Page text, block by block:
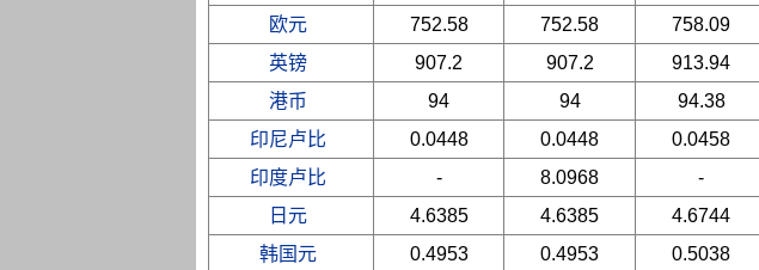
欧元
752.58 752.58 758.09
英镑
907.2 907.2 913.94
港币
94 94 94.38
印尼卢比
0.0448 0.0448 0.0458
印度卢比
- 8.0968 -
日元
4.6385 4.6385 4.6744
韩国元
0.4953 0.4953 0.5038